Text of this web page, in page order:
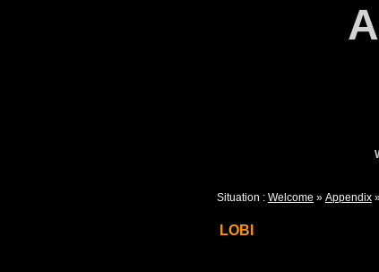
Situation : Welcome » Appendix
LOBI